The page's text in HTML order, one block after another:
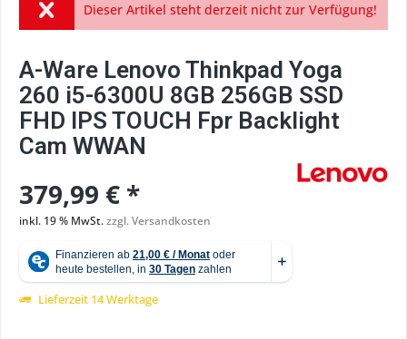
Dieser Artikel steht derzeit nicht zur Verfügung!
A-Ware Lenovo Thinkpad Yoga
260 i5-6300U 8GB 256GB SSD
FHD IPS TOUCH Fpr Backlight
Cam WWAN
379,99 € *
inkl. 19 % MwSt.zzgl. Versandkosten
Lieferzeit 14 Werktage